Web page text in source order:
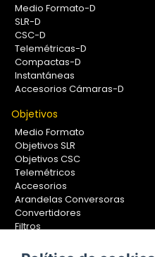
Medio Formato-D
SLR-D
CSC-D
Telemétricas-D
Compactas-D
Instantáneas
Accesorios Cámaras-D
Objetivos
Medio Formato
Objetivos SLR
Objetivos CSC
Telemétricos
Accesorios
Arandelas Conversoras
Convertidores
Filtros
Calibradores